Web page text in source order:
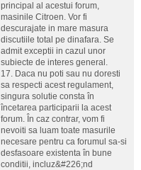
principal al acestui forum,
masinile Citroen. Vor fi
descurajate in mare masura
discutiile total pe dinafara. Se
admit exceptii in cazul unor
subiecte de interes general.
17. Daca nu poti sau nu doresti
sa respecti acest regulament,
singura solutie consta în
încetarea participarii la acest
forum. În caz contrar, vom fi
nevoiti sa luam toate masurile
necesare pentru ca forumul sa-si
desfasoare existenta în bune
conditii, incluz&#226;nd